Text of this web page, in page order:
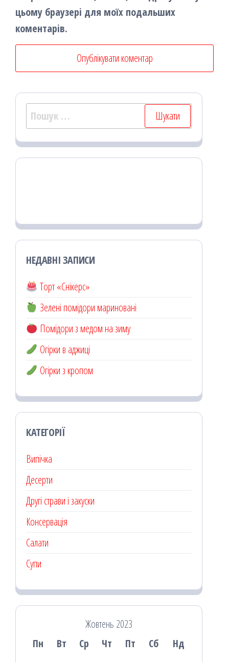
цьому браузері для моїх подальших
коментарів.
Пошук:
НЕДАВНІ ЗАПИСИ
Торт «Снікерс»
Зелені помідори мариновані
Помідори з медом на зиму
Огірки в аджиці
Огірки з кропом
КАТЕГОРІЇ
Випічка
Десерти
Другі страви і закуски
Консервація
Салати
Супи
Жовтень 2023
Пн
Вт Ср Чт Пт Сб
Нд